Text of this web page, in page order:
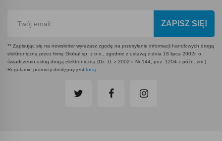
ZAPISZ SIĘ!
** Zapisując się na newsletter wyrażasz zgodę na przesyłanie informacji handlowych drogą
elektroniczną przez firmę Global sp. z o.o., zgodnie z ustawą z dnia 18 lipca 2002r. o
świadczeniu usług drogą elektroniczną (Dz. U. z 2002 r. Nr 144, poz. 1204 z późn. zm.)
Regulamin promocji dostępny jest tutaj.